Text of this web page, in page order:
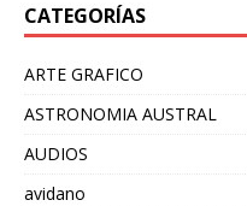
CATEGORÍAS
ARTE GRAFICO
ASTRONOMIA AUSTRAL
AUDIOS
avidano